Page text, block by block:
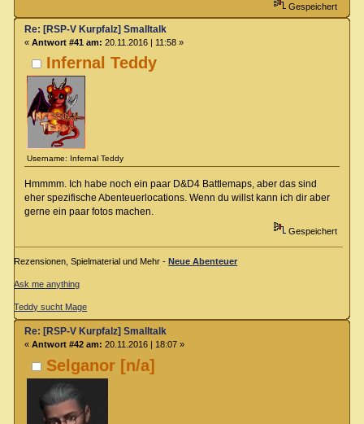
Gespeichert
Infernal Teddy
Username: Infernal Teddy
Re: [RSP-V Kurpfalz] Smalltalk
« Antwort #41 am: 20.11.2016 | 11:58 »
Hmmmm. Ich habe noch ein paar D&D4 Battlemaps, aber das sind
eher spezifische Abenteuerlocations. Wenn du willst kann ich dir aber
gerne ein paar fotos machen.
Gespeichert
Rezensionen, Spielmaterial und Mehr -Neue Abenteuer
Ask me anything
Teddy sucht Mage
Selganor [n/a]
Re: [RSP-V Kurpfalz] Smalltalk
« Antwort #42 am: 20.11.2016 | 18:07 »